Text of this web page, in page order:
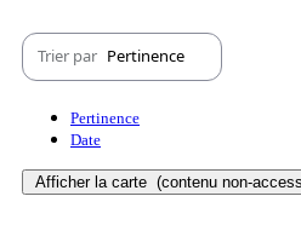
Trier par Pertinence
Pertinence
Date
Afficher la carte (contenu non-